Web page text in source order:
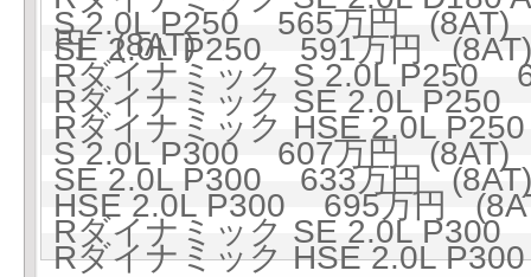
円 (8AT)
S 2.0L P250 565万円 (8AT)
SE 2.0L P250 591万円 (8AT)
Rダイナミック S 2.0L P250
Rダイナミック SE 2.0L
Rダイナミック HSE 2.0L
S 2.0L P300 607万円 (8AT)
SE 2.0L P300 633万円 (8AT)
HSE 2.0L P300 695万円
Rダイナミック SE 2.0L
Rダイナミック HSE 2.0L